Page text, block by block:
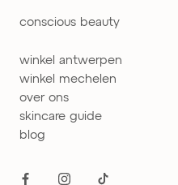
conscious beauty
winkel antwerpen
winkel mechelen
over ons
skincare guide
blog